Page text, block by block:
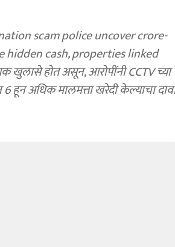
scam police uncover crore-
hidden cash, properties linked
खुलासे होत असून, आरोपींनी CCTV च्या
अधिक मालमत्ता खरेदी केल्याचा